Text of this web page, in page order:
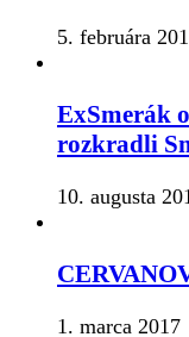
5. februára
ExSmerák
rozkradli
10. augusta
1. marca 2017